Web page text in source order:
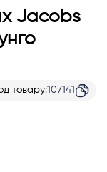
Jacobs
товару 107141